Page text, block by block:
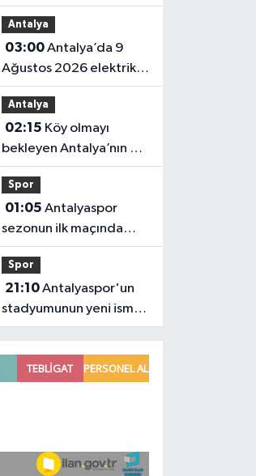
daha konkordato ilan
etti
Antalya
03:00Antalya’da 9
Ağustos 2026 elektrik
kesintilerinin tam listesi
Antalya
02:15
bekleyen Antalya’nın 77
mahallesinin kaderi belli
oldu
Spor
01:05
sezonun ilk maçında
Keçiörengücü’nü
ağırlıyor
Spor
21:10Antalyaspor'un
stadyumunun yeni ismi
belli oldu!